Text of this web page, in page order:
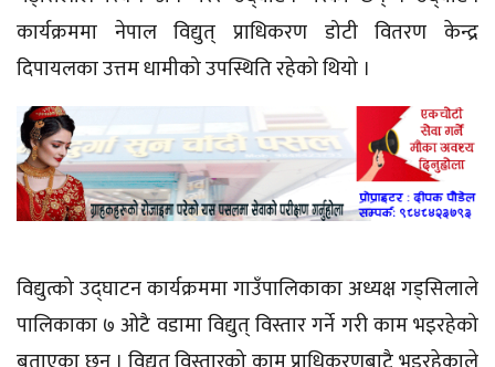
कार्यक्रममा नेपाल विद्युत् प्राधिकरण डोटी वितरण केन्द्र
दिपायलका उत्तम धामीको उपस्थिति रहेको थियो ।
विद्युत्को उद्‌घाटन कार्यक्रममा गाउँपालिकाका अध्यक्षगड्सिलाले
पालिकाका ७ ओटै वडामा विद्युत् विस्तार गर्ने गरी काम भइरहेको